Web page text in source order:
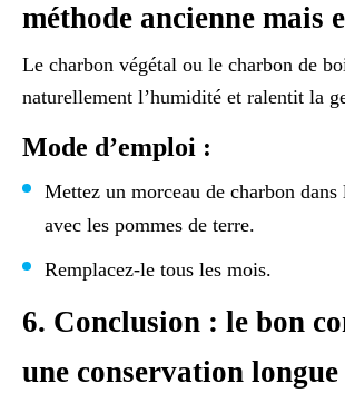
méthode ancienne mais
Le charbon végétal ou le charbon de
naturellement l’humidité et ralentit la
Mode d’emploi :
Mettez un morceau de charbon dans
avec les pommes de terre.
Remplacez-le tous les mois.
6. Conclusion : le bon
une conservation longue